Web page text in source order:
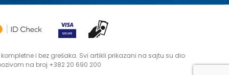
i bez grešaka. Svi artikli prikazani na sajtu su dio
na broj +382 20 690 200